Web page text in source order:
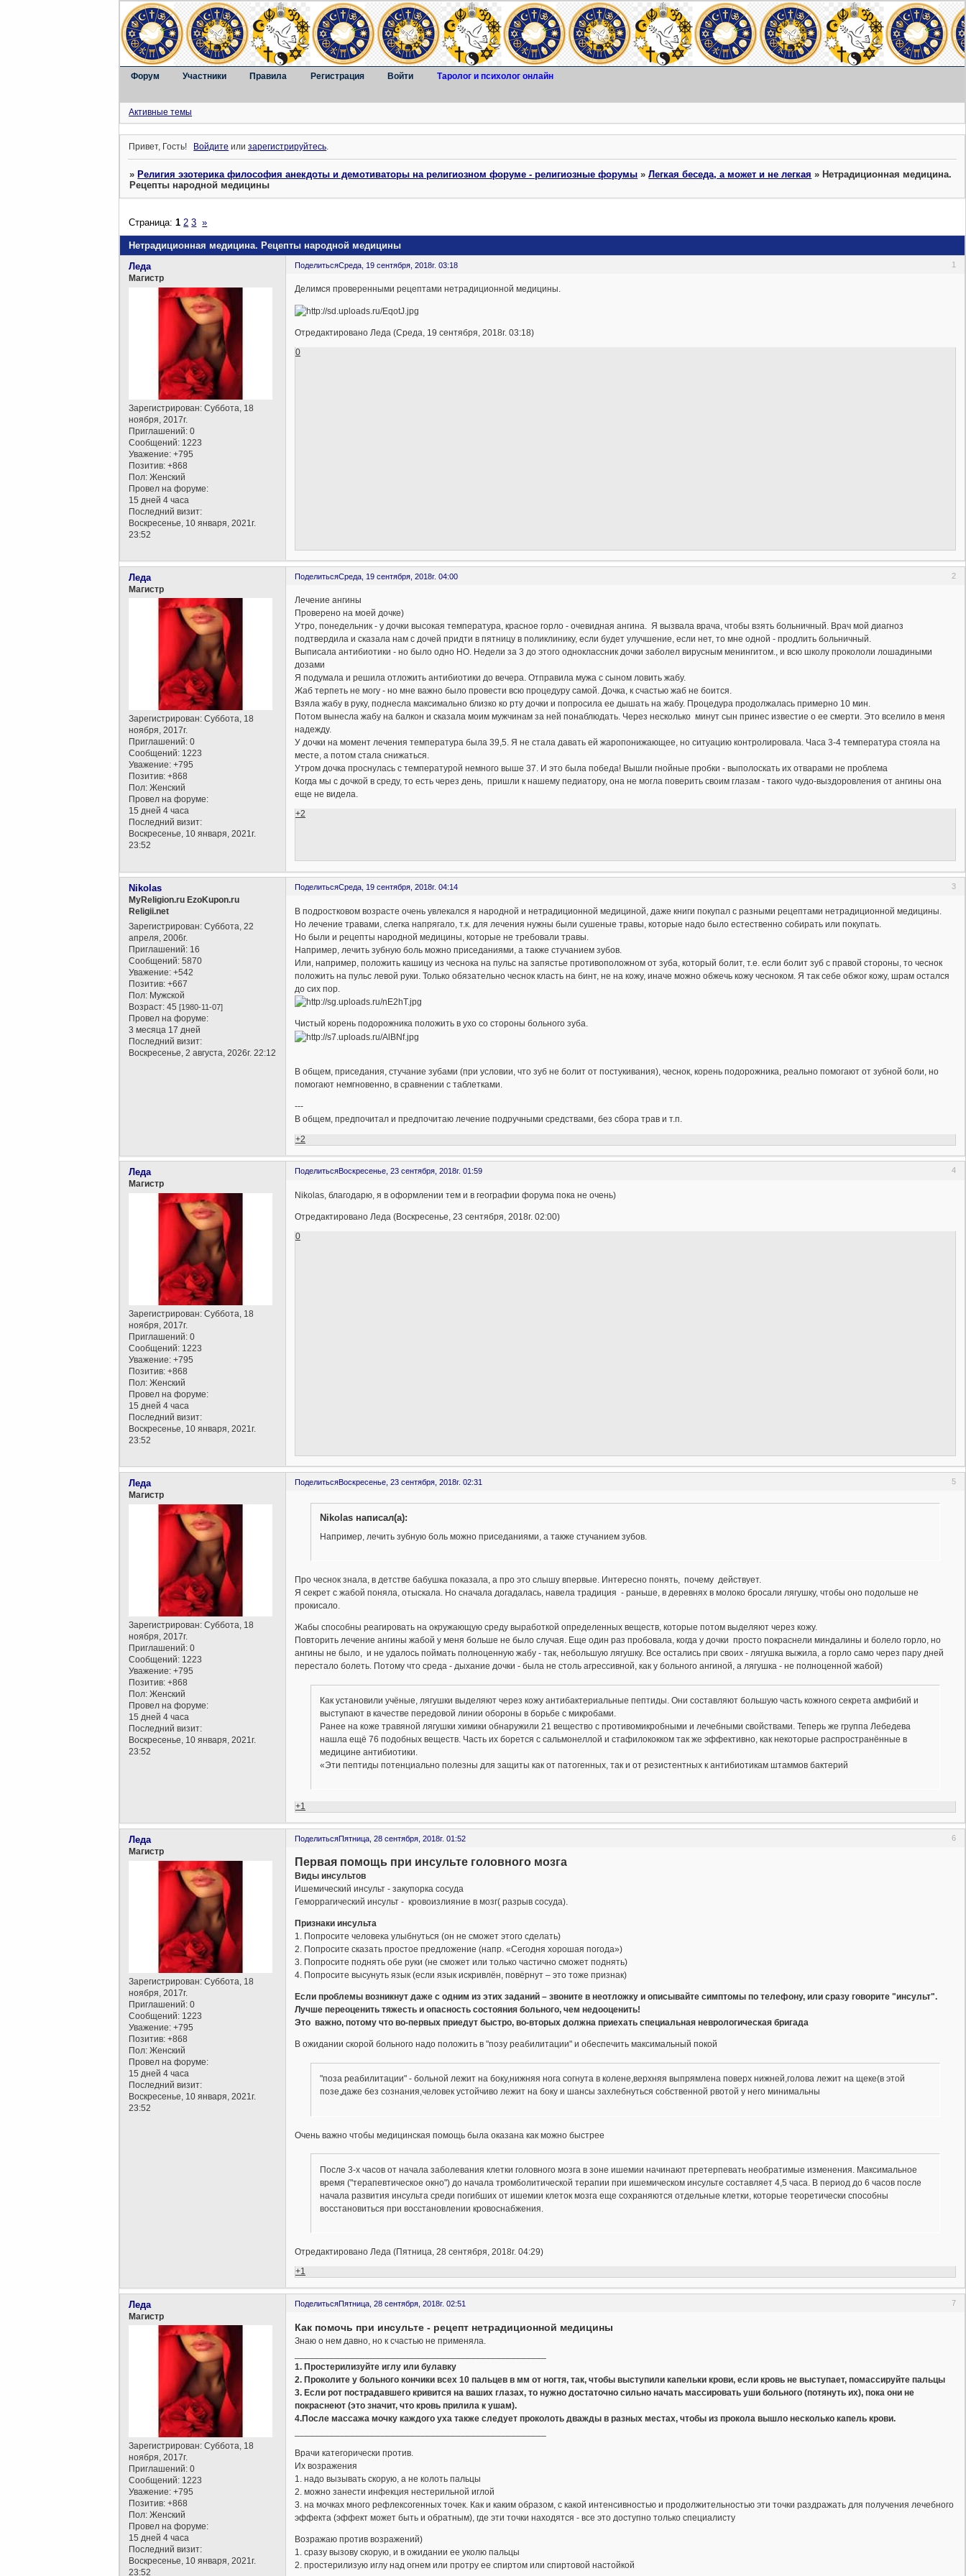
Форум Участники Правила Регистрация Войти Таролог и психолог онлайн
Активные темы
Привет, Гость! Войдите илизарегистрируйтесь.
»Религия эзотерика философия анекдоты и демотиваторы на религиозном форуме - религиозные форумы »Легкая беседа, а может и не легкая »Нетрадиционная медицина.
Рецепты народной медицины
Нетрадиционная медицина. Рецепты народной медицины
Страница:1 2 3 »
Поделиться 1
Среда, 19 сентября, 2018г. 03:18
Леда
Магистр
Зарегистрирован: Суббота, 18
ноября, 2017г.
Приглашений: 0
Сообщений: 1223
Уважение: +795
Позитив: +868
Пол: Женский
Провел на форуме:
15 дней 4 часа
Последний визит:
Воскресенье, 10 января, 2021г.
23:52
Делимся проверенными рецептами нетрадиционной медицины.
Отредактировано Леда (Среда, 19 сентября, 2018г. 03:18)
0
Поделиться 2
Среда, 19 сентября, 2018г. 04:00
Леда
Магистр
Зарегистрирован: Суббота, 18
ноября, 2017г.
Приглашений: 0
Сообщений: 1223
Уважение: +795
Позитив: +868
Пол: Женский
Провел на форуме:
15 дней 4 часа
Последний визит:
Воскресенье, 10 января, 2021г.
23:52
Лечение ангины
Проверено на моей дочке)
Утро, понедельник - у дочки высокая температура, красное горло - очевидная ангина. Я вызвала врача, чтобы взять больничный. Врач мой диагноз
подтвердила и сказала нам с дочей придти в пятницу в поликлинику, если будет улучшение, если нет, то мне одной - продлить больничный.
Выписала антибиотики - но было одно НО. Недели за 3 до этого одноклассник дочки заболел вирусным менингитом., и всю школу прокололи лошадиными
дозами
Я подумала и решила отложить антибиотики до вечера. Отправила мужа с сыном ловить жабу.
Жаб терпеть не могу - но мне важно было провести всю процедуру самой. Дочка, к счастью жаб не боится.
Взяла жабу в руку, поднесла максимально близко ко рту дочки и попросила ее дышать на жабу. Процедура продолжалась примерно 10 мин.
Потом вынесла жабу на балкон и сказала моим мужчинам за ней понаблюдать. Через несколько минут сын принес известие о ее смерти. Это вселило в меня
надежду.
У дочки на момент лечения температура была 39,5. Я не стала давать ей жаропонижающее, но ситуацию контролировала. Часа 3-4 температура стояла на
месте, а потом стала снижаться.
Утром дочка проснулась с температурой немного выше 37. И это была победа! Вышли гнойные пробки - выполоскать их отварами не проблема
Когда мы с дочкой в среду, то есть через день, пришли к нашему педиатору, она не могла поверить своим глазам - такого чудо-выздоровления от ангины она
еще не видела.
+2
Поделиться 3
Среда, 19 сентября, 2018г. 04:14
Nikolas
MyReligion.ru EzoKupon.ru
Religii.net
Зарегистрирован: Суббота, 22
апреля, 2006г.
Приглашений: 16
Сообщений: 5870
Уважение: +542
Позитив: +667
Пол: Мужской
Возраст: 45[1980-11-07]
Провел на форуме:
3 месяца 17 дней
Последний визит:
Воскресенье, 2 августа, 2026г. 22:12
В подростковом возрасте очень увлекался я народной и нетрадиционной медициной, даже книги покупал с разными рецептами нетрадиционной медицины.
Но лечение травами, слегка напрягало, т.к. для лечения нужны были сушеные травы, которые надо было естественно собирать или покупать.
Но были и рецепты народной медицины, которые не требовали травы.
Например, лечить зубную боль можно приседаниями, а также стучанием зубов.
Или, например, положить кашицу из чеснока на пульс на запястье противоположном от зуба, который болит, т.е. если болит зуб с правой стороны, то чеснок
положить на пульс левой руки. Только обязательно чеснок класть на бинт, не на кожу, иначе можно обжечь кожу чесноком. Я так себе обжог кожу, шрам остался
до сих пор.
Чистый корень подорожника положить в ухо со стороны больного зуба.
В общем, приседания, стучание зубами (при условии, что зуб не болит от постукивания), чеснок, корень подорожника, реально помогают от зубной боли, но
помогают немгновенно, в сравнении с таблетками.
---
В общем, предпочитал и предпочитаю лечение подручными средствами, без сбора трав и т.п.
+2
Поделиться 4
Воскресенье, 23 сентября, 2018г. 01:59
Леда
Магистр
Зарегистрирован: Суббота, 18
ноября, 2017г.
Приглашений: 0
Сообщений: 1223
Уважение: +795
Позитив: +868
Пол: Женский
Провел на форуме:
15 дней 4 часа
Последний визит:
Воскресенье, 10 января, 2021г.
23:52
Nikolas, благодарю, я в оформлении тем и в географии форума пока не очень)
Отредактировано Леда (Воскресенье, 23 сентября, 2018г. 02:00)
0
Поделиться 5
Воскресенье, 23 сентября, 2018г. 02:31
Леда
Магистр
Зарегистрирован: Суббота, 18
ноября, 2017г.
Приглашений: 0
Сообщений: 1223
Уважение: +795
Позитив: +868
Пол: Женский
Провел на форуме:
15 дней 4 часа
Последний визит:
Воскресенье, 10 января, 2021г.
23:52
Nikolas написал(а):
Например, лечить зубную боль можно приседаниями, а также стучанием зубов.
Про чеснок знала, в детстве бабушка показала, а про это слышу впервые. Интересно понять, почему действует.
Я секрет с жабой поняла, отыскала. Но сначала догадалась, навела традиция - раньше, в деревнях в молоко бросали лягушку, чтобы оно подольше не
прокисало.
Жабы способны реагировать на окружающую среду выработкой определенных веществ, которые потом выделяют через кожу.
Повторить лечение ангины жабой у меня больше не было случая. Еще один раз пробовала, когда у дочки просто покраснели миндалины и болело горло, но
ангины не было, и не удалось поймать полноценную жабу - так, небольшую лягушку. Все остались при своих - лягушка выжила, а горло само через пару дней
перестало болеть. Потому что среда - дыхание дочки - была не столь агрессивной, как у больного ангиной, а лягушка - не полноценной жабой)
Как установили учёные, лягушки выделяют через кожу антибактериальные пептиды. Они составляют большую часть кожного секрета амфибий и
выступают в качестве передовой линии обороны в борьбе с микробами.
Ранее на коже травяной лягушки химики обнаружили 21 вещество с противомикробными и лечебными свойствами. Теперь же группа Лебедева
нашла ещё 76 подобных веществ. Часть их борется с сальмонеллой и стафилококком так же эффективно, как некоторые распространённые в
медицине антибиотики.
«Эти пептиды потенциально полезны для защиты как от патогенных, так и от резистентных к антибиотикам штаммов бактерий
+1
Поделиться 6
Пятница, 28 сентября, 2018г. 01:52
Леда
Магистр
Зарегистрирован: Суббота, 18
ноября, 2017г.
Приглашений: 0
Сообщений: 1223
Уважение: +795
Позитив: +868
Пол: Женский
Провел на форуме:
15 дней 4 часа
Последний визит:
Воскресенье, 10 января, 2021г.
23:52
Первая помощь при инсульте головного мозга
Виды инсультов
Ишемический инсульт - закупорка сосуда
Геморрагический инсульт - кровоизлияние в мозг( разрыв сосуда).
Признаки инсульта
1. Попросите человека улыбнуться (он не сможет этого сделать)
2. Попросите сказать простое предложение (напр. «Сегодня хорошая погода»)
3. Попросите поднять обе руки (не сможет или только частично сможет поднять)
4. Попросите высунуть язык (если язык искривлён, повёрнут – это тоже признак)
Если проблемы возникнут даже с одним из этих заданий – звоните в неотложку и описывайте симптомы по телефону, или сразу говорите "инсульт".
Лучше переоценить тяжесть и опасность состояния больного, чем недооценить!
Это важно, потому что во-первых приедут быстро, во-вторых должна приехать специальная неврологическая бригада
В ожидании скорой больного надо положить в "позу реабилитации" и обеспечить максимальный покой
"поза реабилитации" - больной лежит на боку,нижняя нога согнута в колене,верхняя выпрямлена поверх нижней,голова лежит на щеке(в этой
позе,даже без сознания,человек устойчиво лежит на боку и шансы захлебнуться собственной рвотой у него минимальны
Очень важно чтобы медицинская помощь была оказана как можно быстрее
После 3-х часов от начала заболевания клетки головного мозга в зоне ишемии начинают претерпевать необратимые изменения. Максимальное
время ("терапевтическое окно") до начала тромболитической терапии при ишемическом инсульте составляет 4,5 часа. В период до 6 часов после
начала развития инсульта среди погибших от ишемии клеток мозга еще сохраняются отдельные клетки, которые теоретически способны
восстановиться при восстановлении кровоснабжения.
Отредактировано Леда (Пятница, 28 сентября, 2018г. 04:29)
+1
Поделиться 7
Пятница, 28 сентября, 2018г. 02:51
Леда
Магистр
Зарегистрирован: Суббота, 18
ноября, 2017г.
Приглашений: 0
Сообщений: 1223
Уважение: +795
Позитив: +868
Пол: Женский
Провел на форуме:
15 дней 4 часа
Последний визит:
Воскресенье, 10 января, 2021г.
23:52
Как помочь при инсульте - рецепт нетрадиционной медицины
Знаю о нем давно, но к счастью не применяла.
1. Простерилизуйте иглу или булавку
2. Проколите у больного кончики всех 10 пальцев в мм от ногтя, так, чтобы выступили капельки крови, если кровь не выступает, помассируйте пальцы
3. Если рот пострадавшего кривится на ваших глазах, то нужно достаточно сильно начать массировать уши больного (потянуть их), пока они не
покраснеют (это значит, что кровь прилила к ушам).
4.После массажа мочку каждого уха также следует проколоть дважды в разных местах, чтобы из прокола вышло несколько капель крови.
Врачи категорически против.
Их возражения
1. надо вызывать скорую, а не колоть пальцы
2. можно занести инфекция нестерильной иглой
3. на мочках много рефлексогенных точек. Как и каким образом, с какой интенсивностью и продолжительностью эти точки раздражать для получения лечебного
эффекта (эффект может быть и обратным), где эти точки находятся - все это доступно только специалисту
Возражаю против возражений)
1. сразу вызову скорую, и в ожидании ее уколю пальцы
2. простерилизую иглу над огнем или протру ее спиртом или спиртовой настойкой